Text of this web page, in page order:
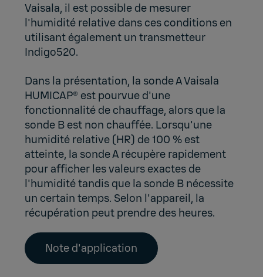
Vaisala, il est possible de mesurer
l'humidité relative dans ces conditions en
utilisant également untransmetteur
Indigo520.
Dans la présentation, la sonde A Vaisala
HUMICAP® est pourvue d'une
fonctionnalité de chauffage, alors que la
sonde B est non chauffée. Lorsqu'une
humidité relative (HR) de 100 % est
atteinte, la sonde A récupère rapidement
pour afficher les valeurs exactes de
l'humidité tandis que la sonde B nécessite
un certain temps. Selon l'appareil, la
récupération peut prendre des heures.
Note d'application